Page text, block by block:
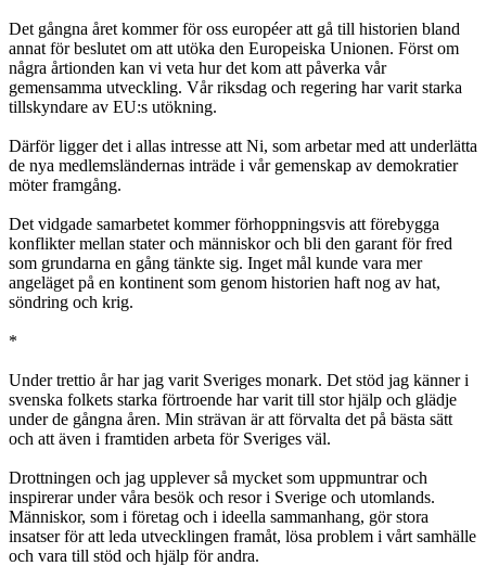
Det gångna året kommer för oss européer att gå till historien bland
annat för beslutet om att utöka den Europeiska Unionen. Först om
några årtionden kan vi veta hur det kom att påverka vår
gemensamma utveckling. Vår riksdag och regering har varit starka
tillskyndare av EU:s utökning.
Därför ligger det i allas intresse att Ni, som arbetar med att underlätta
de nya medlemsländernas inträde i vår gemenskap av demokratier
möter framgång.
Det vidgade samarbetet kommer förhoppningsvis att förebygga
konflikter mellan stater och människor och bli den garant för fred
som grundarna en gång tänkte sig. Inget mål kunde vara mer
angeläget på en kontinent som genom historien haft nog av hat,
söndring och krig.
*
Under trettio år har jag varit Sveriges monark. Det stöd jag känner i
svenska folkets starka förtroende har varit till stor hjälp och glädje
under de gångna åren. Min strävan är att förvalta det på bästa sätt
och att även i framtiden arbeta för Sveriges väl.
Drottningen och jag upplever så mycket som uppmuntrar och
inspirerar under våra besök och resor i Sverige och utomlands.
Människor, som i företag och i ideella sammanhang, gör stora
insatser för att leda utvecklingen framåt, lösa problem i vårt samhälle
och vara till stöd och hjälp för andra.